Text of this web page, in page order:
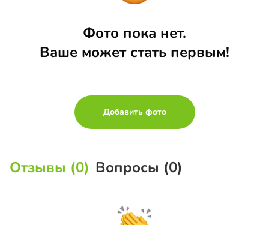
Фото пока нет.
Ваше может стать первым!
Добавить фото
Отзывы (0) Вопросы (0)